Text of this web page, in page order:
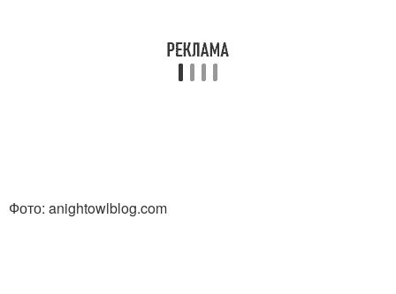
Фото: anightowlblog.com